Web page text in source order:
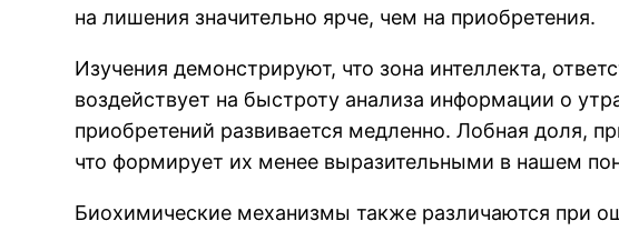
на лишения значительно ярче, чем на приобретения.
Изучения демонстрируют, что зона интеллекта,
воздействует на быстроту анализа информации о
приобретений развивается медленно. Лобная доля,
что формирует их менее выразительными в нашем
Биохимические механизмы также различаются при